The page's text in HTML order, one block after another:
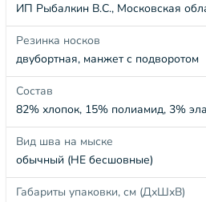
ИП Рыбалкин В.С., Московская
Резинка носков
двубортная, манжет с подворотом
Состав
82% хлопок, 15% полиамид, 3%
Вид шва на мыске
обычный (НЕ бесшовные)
Габариты упаковки, см (ДхШхВ)